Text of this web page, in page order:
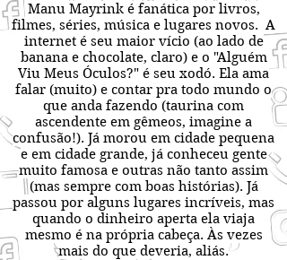
Manu Mayrink é fanática por livros,
filmes, séries, música e lugares novos. A
internet é seu maior vício (ao lado de
banana e chocolate, claro) e o "Alguém
Viu Meus Óculos?" é seu xodó. Ela ama
falar (muito) e contar pra todo mundo o
que anda fazendo (taurina com
ascendente em gêmeos, imagine a
confusão!). Já morou em cidade pequena
e em cidade grande, já conheceu gente
muito famosa e outras não tanto assim
(mas sempre com boas histórias). Já
passou por alguns lugares incríveis, mas
quando o dinheiro aperta ela viaja
mesmo é na própria cabeça. Às vezes
mais do que deveria, aliás.